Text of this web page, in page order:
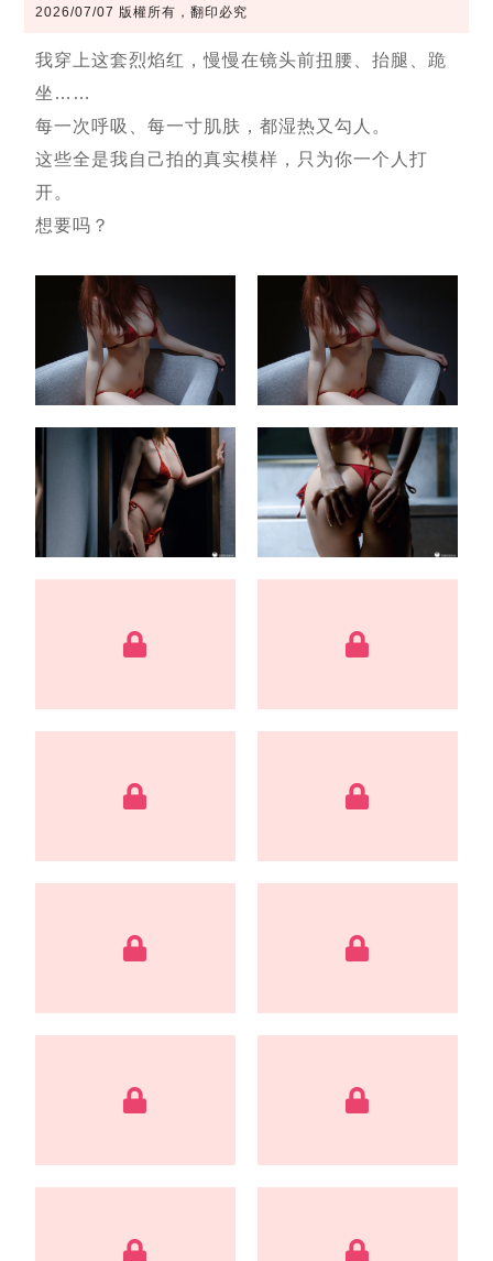
2026/07/07版權所有，翻印必究
我穿上这套烈焰红，慢慢在镜头前扭腰、抬腿、跪
坐……
每一次呼吸、每一寸肌肤，都湿热又勾人。
这些全是我自己拍的真实模样，只为你一个人打
开。
想要吗？